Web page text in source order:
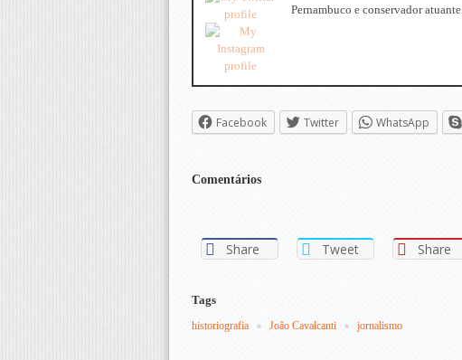
Pernambuco e conservador atuante.
Facebook Twitter WhatsApp
Comentários
Share Tweet Share
Tags
historiografia João Cavalcanti jornalismo